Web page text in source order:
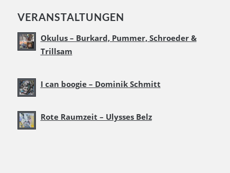
VERANSTALTUNGEN
Okulus – Burkard, Pummer, Schroeder &
Trillsam
I can boogie – Dominik Schmitt
Rote Raumzeit – Ulysses Belz